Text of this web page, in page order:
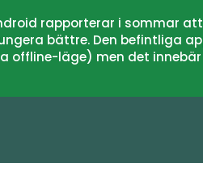
rapporterar i sommar
bättre. Den befintliga
offline-läge) men det